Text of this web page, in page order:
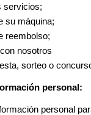
servicios;
su máquina;
reembolso;
nosotros
sorteo o
personal:
personal